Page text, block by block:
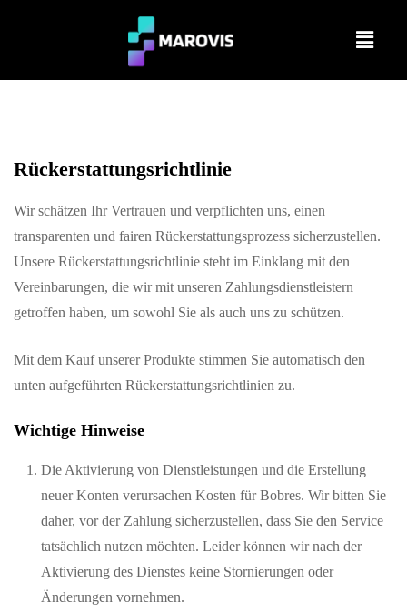
Rückerstattungsrichtlinie
Wir schätzen Ihr Vertrauen und verpflichten uns, einen
transparenten und fairen Rückerstattungsprozess sicherzustellen.
Unsere Rückerstattungsrichtlinie steht im Einklang mit den
Vereinbarungen, die wir mit unseren Zahlungsdienstleistern
getroffen haben, um sowohl Sie als auch uns zu schützen.
Mit dem Kauf unserer Produkte stimmen Sie automatisch den
unten aufgeführten Rückerstattungsrichtlinien zu.
Wichtige Hinweise
Die Aktivierung von Dienstleistungen und die Erstellung
neuer Konten verursachen Kosten für Bobres. Wir bitten Sie
daher, vor der Zahlung sicherzustellen, dass Sie den Service
tatsächlich nutzen möchten. Leider können wir nach der
Aktivierung des Dienstes keine Stornierungen oder
Änderungen vornehmen.